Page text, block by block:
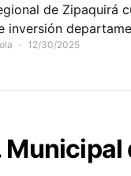
de Zipaquirá
inversión
12/30/2025